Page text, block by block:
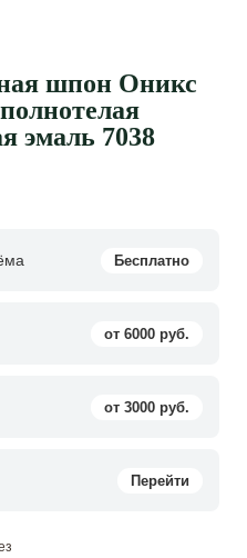
шпон Оникс
эмаль 7038
Бесплатно
от 6000 руб.
от 3000 руб.
Перейти